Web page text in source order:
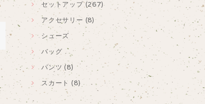
セットアップ (267)
アクセサリー (8)
シューズ
バッグ
パンツ (8)
スカート (8)